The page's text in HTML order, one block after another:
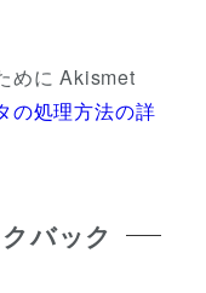
めに Akismet
の処理方法の詳
バック